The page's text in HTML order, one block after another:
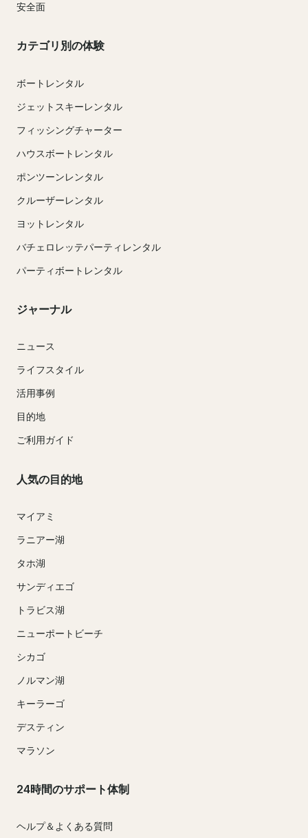
安全面
カテゴリ別の体験
ボートレンタル
ジェットスキーレンタル
フィッシングチャーター
ハウスボートレンタル
ポンツーンレンタル
クルーザーレンタル
ヨットレンタル
バチェロレッテパーティレンタル
パーティボートレンタル
ジャーナル
ニュース
ライフスタイル
活用事例
目的地
ご利用ガイド
人気の目的地
マイアミ
ラニアー湖
タホ湖
サンディエゴ
トラビス湖
ニューポートビーチ
シカゴ
ノルマン湖
キーラーゴ
デスティン
マラソン
24時間のサポート体制
ヘルプ＆よくある質問